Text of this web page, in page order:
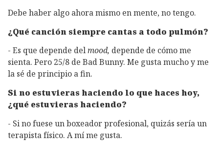
Debe haber algo ahora mismo en mente, no tengo.
¿Qué canción siempre cantas a todo pulmón?
- Es que depende delmood, depende de cómo me
sienta. Pero 25/8 de Bad Bunny. Me gusta mucho y me
la sé de principio a fin.
Si no estuvieras haciendo lo que haces hoy,
¿qué estuvieras haciendo?
- Si no fuese un boxeador profesional, quizás sería un
terapista físico. A mí me gusta.